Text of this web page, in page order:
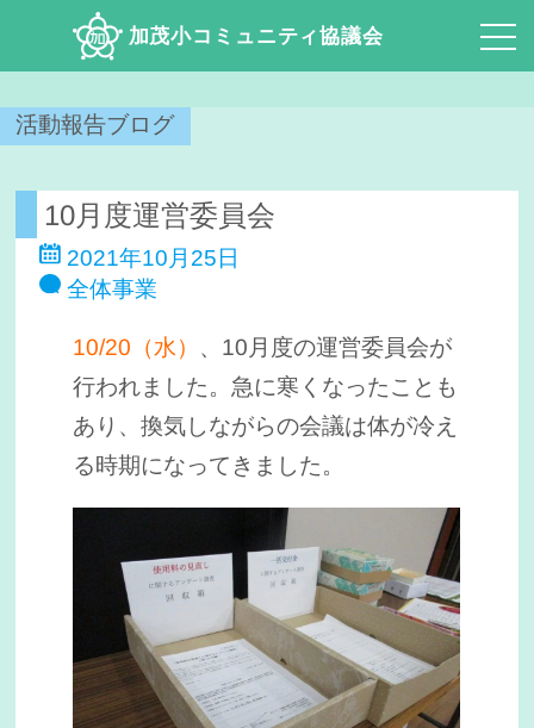
加茂小コミュニティ協議会
活動報告ブログ
10月度運営委員会
2021年10月25日
全体事業
10/20（水） 、10月度の運営委員会が
行われました。急に寒くなったことも
あり、換気しながらの会議は体が冷え
る時期になってきました。